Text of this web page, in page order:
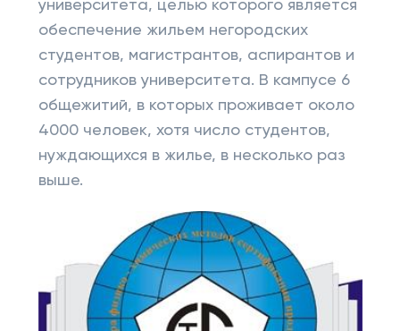
университета, целью которого является
обеспечение жильем негородских
студентов, магистрантов, аспирантов и
сотрудников университета. В кампусе 6
общежитий, в которых проживает около
4000 человек, хотя число студентов,
нуждающихся в жилье, в несколько раз
выше.